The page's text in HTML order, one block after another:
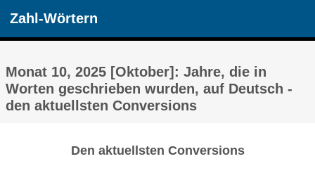
Zahl-Wörtern
Monat 10, 2025 [Oktober]: Jahre, die in
Worten geschrieben wurden, auf Deutsch -
den aktuellsten Conversions
Den aktuellsten Conversions